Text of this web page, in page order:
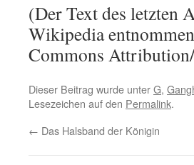
(Der Text des letzten
Wikipedia
Commons
Dieser Beitrag wurde unterG,
Lesezeichen auf den Permalink.
← Das Halsband der Königin